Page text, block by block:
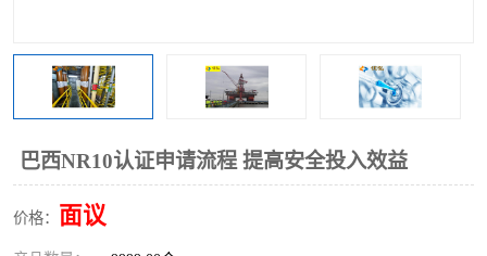
巴西NR10认证申请流程 提高安全投入效益
价格： 面议